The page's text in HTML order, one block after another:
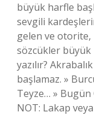
büyük harfle
sevgili
gelen ve otorite,
sözcükler büyük
yazılır?
başlamaz. »
Teyze… » Bugün
NOT: Lakap